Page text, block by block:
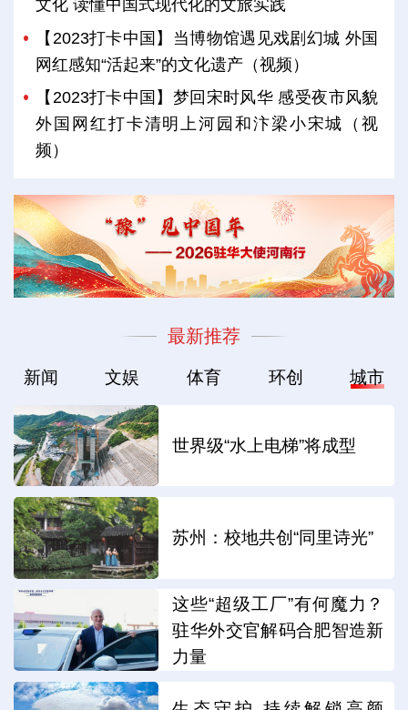
文化 读懂中国式现代化的文旅实践
【2023打卡中国】当博物馆遇见戏剧幻城 外国
网红感知“活起来”的文化遗产（视频）
【2023打卡中国】梦回宋时风华 感受夜市风貌
外国网红打卡清明上河园和汴梁小宋城（视
频）
最新推荐
新闻 文娱 体育 环创 城市
世界级“水上电梯”将成型
苏州：校地共创“同里诗光”
这些“超级工厂”有何魔力？
驻华外交官解码合肥智造新
力量